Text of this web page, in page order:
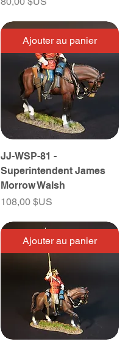
Ajouter au panier
JJ-WSP-81 -
Superintendent James
Morrow Walsh
Prix
108,00 $US
Ajouter au panier